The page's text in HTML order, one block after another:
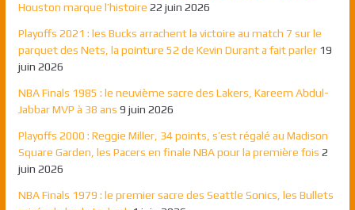
Houston marque l’histoire 22 juin 2026
Playoffs 2021 : les Bucks arrachent la victoire au match 7 sur le
parquet des Nets, la pointure 52 de Kevin Durant a fait parler 19
juin 2026
NBA Finals 1985 : le neuvième sacre des Lakers, Kareem Abdul-
Jabbar MVP à 38 ans 9 juin 2026
Playoffs 2000 : Reggie Miller, 34 points, s’est régalé au Madison
Square Garden, les Pacers en finale NBA pour la première fois 2
juin 2026
NBA Finals 1979 : le premier sacre des Seattle Sonics, les Bullets